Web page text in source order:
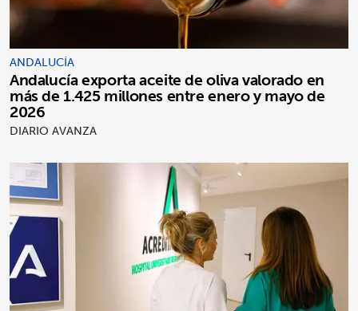
ANDALUCÍA
Andalucía exporta aceite de oliva valorado en
más de 1.425 millones entre enero y mayo de
2026
DIARIO AVANZA